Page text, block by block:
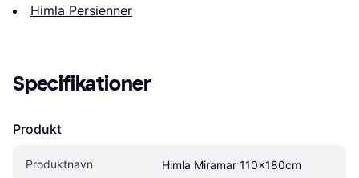
Himla Persienner
Specifikationer
Produkt
Produktnavn Himla Miramar 110x180cm